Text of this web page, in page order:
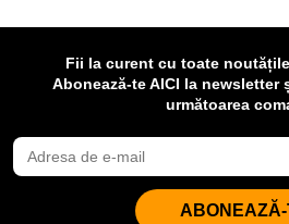
Fii la curent cu toate
Abonează-te AICI la newsletter
următoarea
ABONEAZĂ-